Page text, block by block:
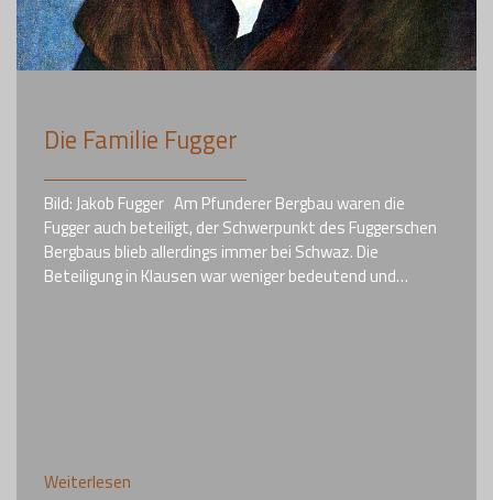
Die Familie Fugger
Bild: Jakob Fugger Am Pfunderer Bergbau waren die
Fugger auch beteiligt, der Schwerpunkt des Fuggerschen
Bergbaus blieb allerdings immer bei Schwaz. Die
Beteiligung in Klausen war weniger bedeutend und…
Weiterlesen